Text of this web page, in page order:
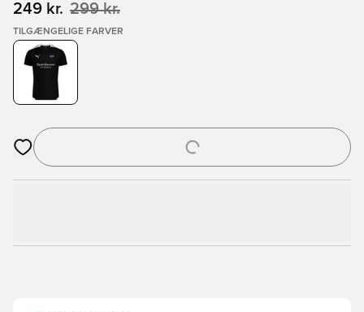
249 kr. 299 kr.
TILGÆNGELIGE FARVER
Åbner en Modal til at logge ind eller tilmelde dig som medlem